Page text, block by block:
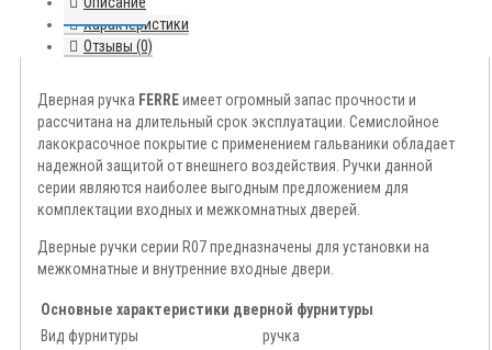
Характеристики
Отзывы (0)
Дверная ручка FERREимеет огромный запас прочности и
рассчитана на длительный срок эксплуатации. Семислойное
лакокрасочное покрытие с применением гальваники обладает
надежной защитой от внешнего воздействия. Ручки данной
серии являются наиболее выгодным предложением для
комплектации входных и межкомнатных дверей.
Дверные ручки серии R07 предназначены для установки на
межкомнатные и внутренние входные двери.
Основные характеристики дверной фурнитуры
Вид фурнитуры
ручка